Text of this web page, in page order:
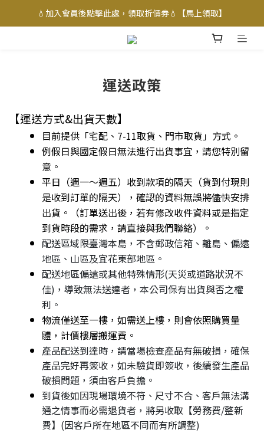
💧加入會員後點擊此處，領取折價券💧【馬上領取】
運送政策
【運送方式&出貨天數】
目前提供「宅配、7-11取貨、門市取貨」方式。
例假日與國定假日無法進行出貨事宜，請您特別留
意。
平日（週一～週五）收到款項的隔天（貨到付現則
是收到訂單的隔天），確認的資料無誤將儘快安排
出貨。（訂單送出後，若有修改收件資料或是指定
到貨時段的需求，請直接與我們聯絡）。
配送區域限臺灣本島，不含郵政信箱、離島、偏遠
地區、山區及宜花東部地區。
配送地區偏遠或其他特殊情形(天災或道路狀況不
佳)，導致無法送達者，本公司保有出貨與否之權
利。
物流僅送至一樓，如需送上樓，則會依照購買量
體，計價樓層搬運費。
產品配送到達時，請當場檢查產品有無破損，確保
產品完好再簽收，如未驗貨即簽收，後續發生產品
破損問題，須由客戶負擔。
到貨後如因現場環境不符、尺寸不合、客戶無法溝
通之情事而必需退貨者，將另收取【勞務費/整新
費】(因客戶所在地區不同而有所調整)